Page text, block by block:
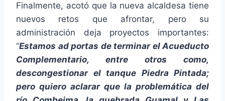
Finalmente, acotó que la nueva alcaldesa tiene
nuevos retos que afrontar, pero su
administración deja proyectos importantes:
“Estamos ad portas de terminar el Acueducto
Complementario, entre otros como,
descongestionar el tanque Piedra Pintada;
pero quiero aclarar que la problemática del